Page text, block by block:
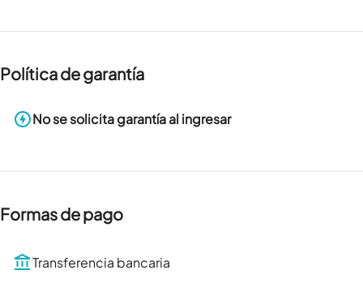
Política de garantía
No se solicita garantía al ingresar
Formas de pago
Transferencia bancaria